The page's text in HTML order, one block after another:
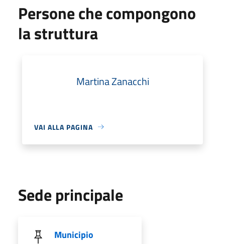
Persone che compongono
la struttura
Martina Zanacchi
VAI ALLA PAGINA
Sede principale
Municipio